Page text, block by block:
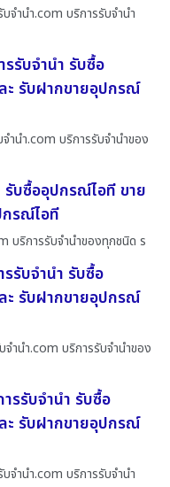
จํานํา.com บริการรับจำนำ
รับจำนำ รับซื้อ
ะ รับฝากขายอุปกรณ์
านํา.com บริการรับจำนำของ
รับซื้ออุปกรณ์ไอที ขาย
กรณ์ไอที
บริการรับจำนำของทุกชนิด ร
รับจำนำ รับซื้อ
ะ รับฝากขายอุปกรณ์
านํา.com บริการรับจำนำของ
รรับจำนำ รับซื้อ
ะ รับฝากขายอุปกรณ์
จํานํา.com บริการรับจำนำ